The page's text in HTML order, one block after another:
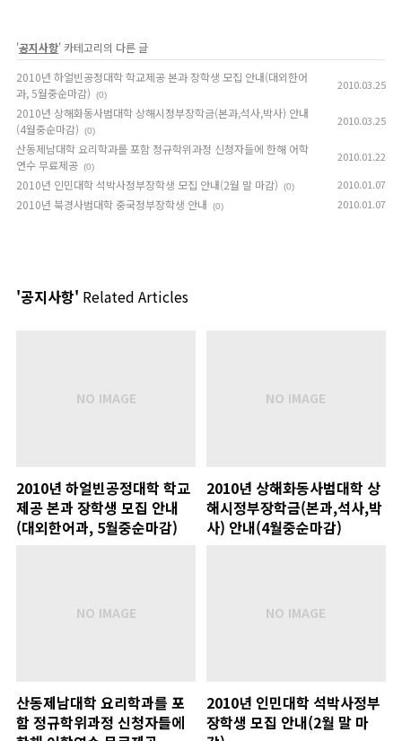
'공지사항' 카테고리의 다른 글
2010년 하얼빈공정대학 학교제공 본과 장학생 모집 안내(대외한어
과, 5월중순마감)
(0)
2010.03.25
2010년 상해화동사범대학 상해시정부장학금(본과,석사,박사) 안내
(4월중순마감)
(0)
2010.03.25
산동제남대학 요리학과를 포함 정규학위과정 신청자들에 한해 어학
연수 무료제공 (0)
2010.01.22
2010년 인민대학 석박사정부장학생 모집 안내(2월 말 마감) (0) 2010.01.07
2010년 북경사범대학 중국정부장학생 안내 (0) 2010.01.07
'공지사항' Related Articles
2010년 하얼빈공정대학 학교
제공 본과 장학생 모집 안내
(대외한어과, 5월중순마감)
2010년 상해화동사범대학 상
해시정부장학금(본과,석사,박
사) 안내(4월중순마감)
산동제남대학 요리학과를 포
함 정규학위과정 신청자들에
2010년 인민대학 석박사정부
장학생 모집 안내(2월 말 마